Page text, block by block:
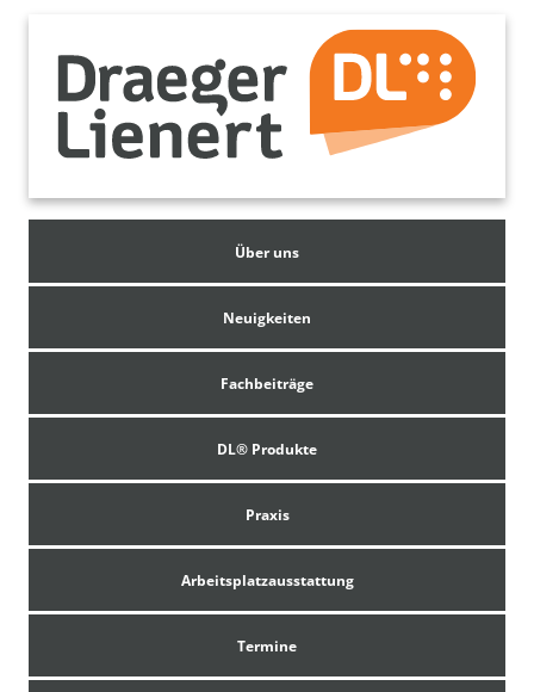
Über uns
Neuigkeiten
Fachbeiträge
DL® Produkte
Praxis
Arbeitsplatzausstattung
Termine